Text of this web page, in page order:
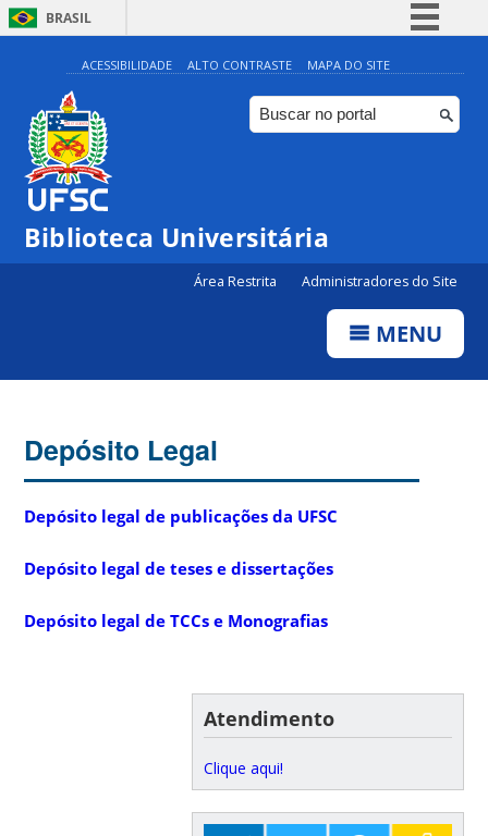
BRASIL
Simplifique!
Comunica BR
Participe
Canais
ACESSIBILIDADE ALTO CONTRASTE MAPA DO SITE
Biblioteca Universitária
Área Restrita Administradores do Site
MENU
Depósito Legal
Depósito legal de publicações da UFSC
Depósito legal de teses e dissertações
Depósito legal de TCCs e Monografias
Atendimento
Clique aqui!